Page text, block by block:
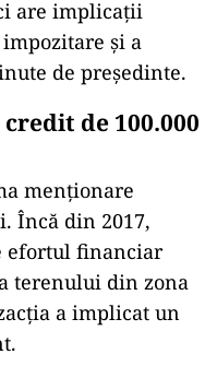
are implicații
și a
de președinte.
de 100.000
menționare
Încă din 2017,
efortul financiar
terenului din zona
a implicat un